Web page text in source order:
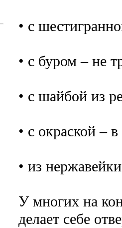
• с
• с буром – не
• с шайбой из
• с окраской –
• из
У многих на
делает себе